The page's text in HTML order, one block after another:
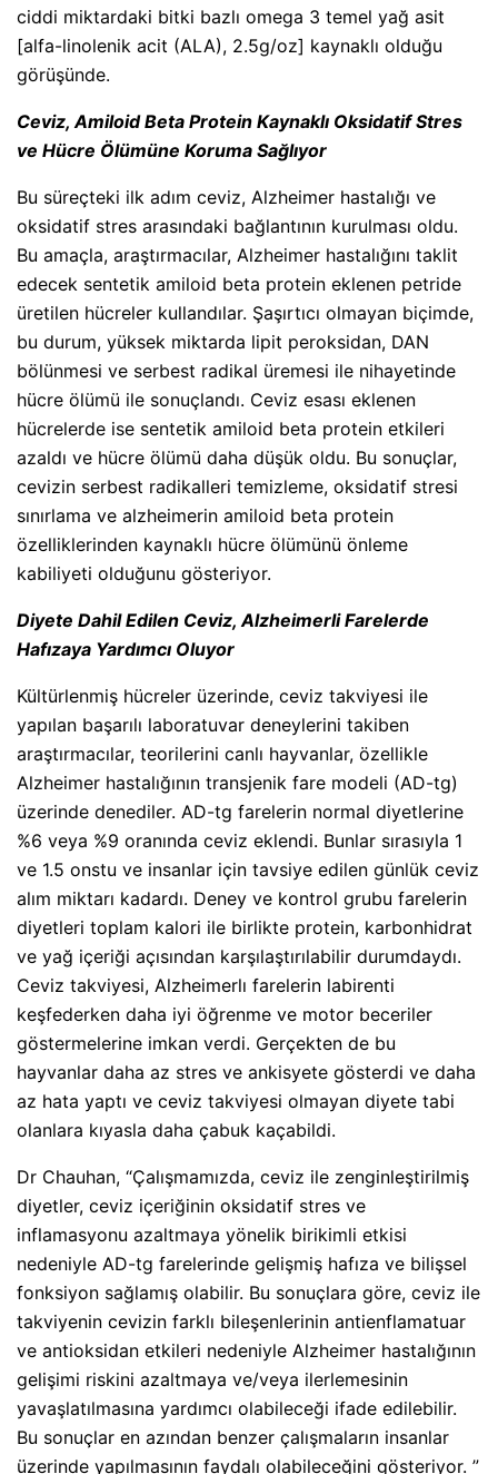
ciddi miktardaki bitki bazlı omega 3 temel yağ asit
[alfa-linolenik acit (ALA), 2.5g/oz] kaynaklı olduğu
görüşünde.
Ceviz, Amiloid Beta Protein Kaynaklı Oksidatif Stres
ve Hücre Ölümüne Koruma Sağlıyor
Bu süreçteki ilk adım ceviz, Alzheimer hastalığı ve
oksidatif stres arasındaki bağlantının kurulması oldu.
Bu amaçla, araştırmacılar, Alzheimer hastalığını taklit
edecek sentetik amiloid beta protein eklenen petride
üretilen hücreler kullandılar. Şaşırtıcı olmayan biçimde,
bu durum, yüksek miktarda lipit peroksidan, DAN
bölünmesi ve serbest radikal üremesi ile nihayetinde
hücre ölümü ile sonuçlandı. Ceviz esası eklenen
hücrelerde ise sentetik amiloid beta protein etkileri
azaldı ve hücre ölümü daha düşük oldu. Bu sonuçlar,
cevizin serbest radikalleri temizleme, oksidatif stresi
sınırlama ve alzheimerin amiloid beta protein
özelliklerinden kaynaklı hücre ölümünü önleme
kabiliyeti olduğunu gösteriyor.
Diyete Dahil Edilen Ceviz, Alzheimerli Farelerde
Hafızaya Yardımcı Oluyor
Kültürlenmiş hücreler üzerinde, ceviz takviyesi ile
yapılan başarılı laboratuvar deneylerini takiben
araştırmacılar, teorilerini canlı hayvanlar, özellikle
Alzheimer hastalığının transjenik fare modeli (AD-tg)
üzerinde denediler. AD-tg farelerin normal diyetlerine
%6 veya %9 oranında ceviz eklendi. Bunlar sırasıyla 1
ve 1.5 onstu ve insanlar için tavsiye edilen günlük ceviz
alım miktarı kadardı. Deney ve kontrol grubu farelerin
diyetleri toplam kalori ile birlikte protein, karbonhidrat
ve yağ içeriği açısından karşılaştırılabilir durumdaydı.
Ceviz takviyesi, Alzheimerlı farelerin labirenti
keşfederken daha iyi öğrenme ve motor beceriler
göstermelerine imkan verdi. Gerçekten de bu
hayvanlar daha az stres ve ankisyete gösterdi ve daha
az hata yaptı ve ceviz takviyesi olmayan diyete tabi
olanlara kıyasla daha çabuk kaçabildi.
Dr Chauhan, “Çalışmamızda, ceviz ile zenginleştirilmiş
diyetler, ceviz içeriğinin oksidatif stres ve
inflamasyonu azaltmaya yönelik birikimli etkisi
nedeniyle AD-tg farelerinde gelişmiş hafıza ve bilişsel
fonksiyon sağlamış olabilir. Bu sonuçlara göre, ceviz ile
takviyenin cevizin farklı bileşenlerinin antienflamatuar
ve antioksidan etkileri nedeniyle Alzheimer hastalığının
gelişimi riskini azaltmaya ve/veya ilerlemesinin
yavaşlatılmasına yardımcı olabileceği ifade edilebilir.
Bu sonuçlar en azından benzer çalışmaların insanlar
üzerinde yapılmasının faydalı olabileceğini gösteriyor. ”